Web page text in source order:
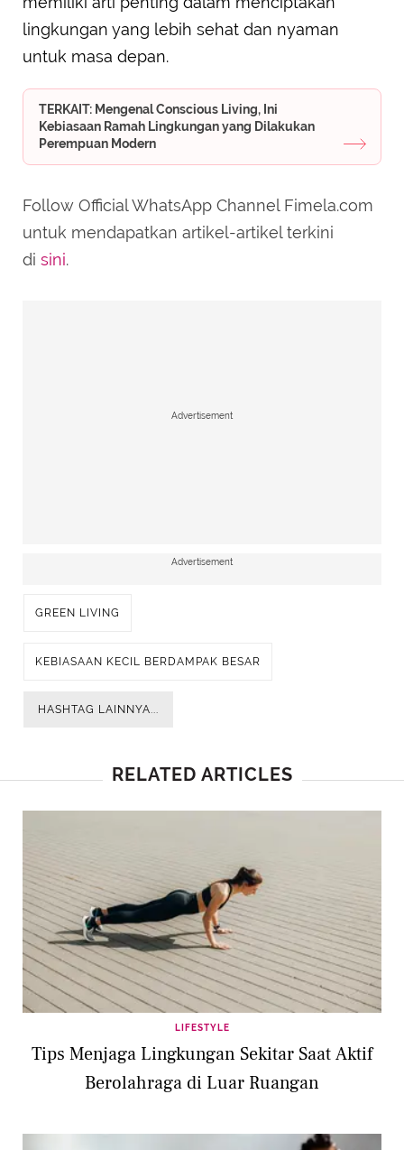
lingkungan yang lebih sehat dan nyaman
untuk masa depan.
TERKAIT: Mengenal Conscious Living, Ini
Kebiasaan Ramah Lingkungan yang Dilakukan
Perempuan Modern
Follow Official WhatsApp Channel Fimela.com
untuk mendapatkan artikel-artikel terkini
di sini.
Advertisement
Advertisement
GREEN LIVING
KEBIASAAN KECIL BERDAMPAK BESAR
HASHTAG LAINNYA...
RELATED ARTICLES
LIFESTYLE
Tips Menjaga Lingkungan Sekitar Saat Aktif
Berolahraga di Luar Ruangan